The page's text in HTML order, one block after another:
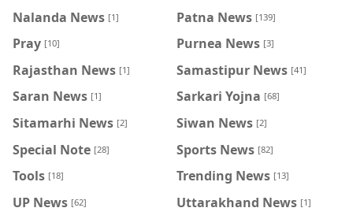
Nalanda News [1] Patna News [139]
Pray [10] Purnea News [3]
Rajasthan News [1] Samastipur News [41]
Saran News [1] Sarkari Yojna [68]
Sitamarhi News [2] Siwan News [2]
Special Note [28] Sports News [82]
Tools [18] Trending News [13]
UP News [62] Uttarakhand News [1]